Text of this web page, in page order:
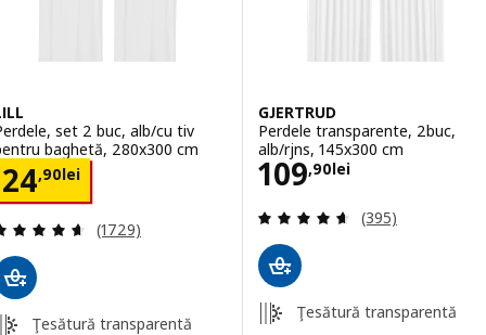
set 2 buc, alb/cu tiv
baghetă, 280x300 cm
24,90lei
24,90lei
Evaluare: 4.6 din 5 stele. Total recenzii:
(1729)
Ţesătură transparentă
GJERTRUD
Perdele transparente, 2buc,
alb/rjns, 145x300 cm
109,90lei
Preţ 109,90lei
Evaluare: 4.6
(395)
Ţesătură transparentă